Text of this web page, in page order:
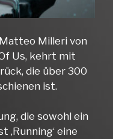
Milleri von
Us, kehrt mit
die über 300
ist.
die sowohl ein
‚Running‘ eine